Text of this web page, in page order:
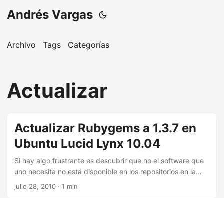
Andrés Vargas
Archivo Tags Categorías
Actualizar
Actualizar Rubygems a 1.3.7 en
Ubuntu Lucid Lynx 10.04
Si hay algo frustrante es descubrir que no el software que
uno necesita no está disponible en los repositorios en la
versión que uno requiere. Así me pasó con una gema, que
julio 28, 2010 · 1 min